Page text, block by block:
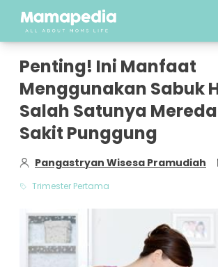
Penting! Ini Manfaat
Menggunakan Sabuk
Salah Satunya
Sakit Punggung
Pangastryan Wisesa Pramudiah
Trimester Pertama